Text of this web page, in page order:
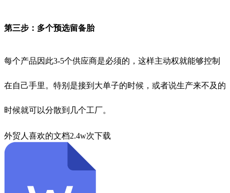
第三步：多个预选留备胎
每个产品因此3-5个供应商是必须的，这样主动权就能够控制
在自己手里。特别是接到大单子的时候，或者说生产来不及的
时候就可以分散到几个工厂。
外贸人喜欢的文档2.4w次下载